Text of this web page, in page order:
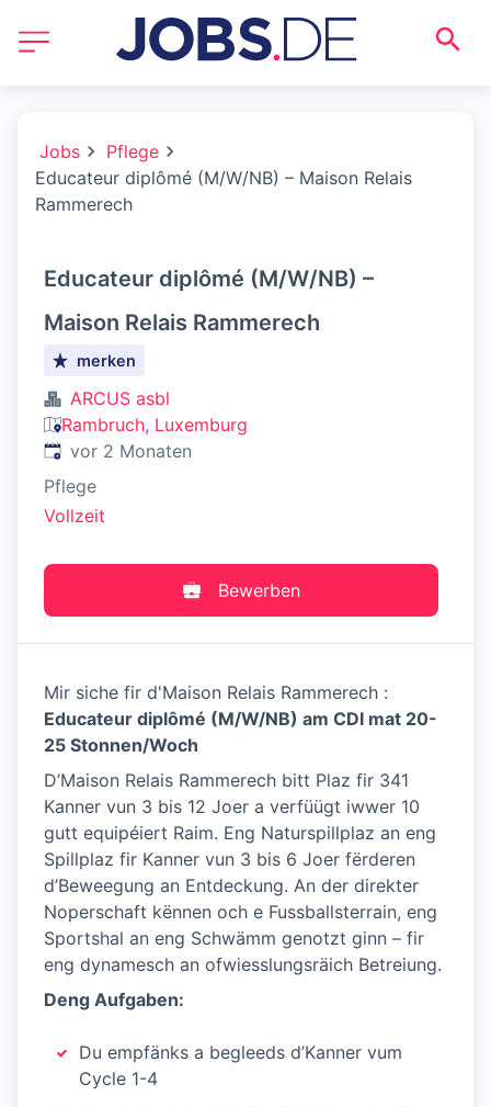
Jobs
Pflege
Educateur diplômé (M/W/NB) – Maison Relais
Rammerech
Educateur diplômé (M/W/NB) –
Maison Relais Rammerech
merken
ARCUS asbl
Rambruch, Luxemburg
Veröffentlicht:
vor 2 Monaten
Pflege
Vollzeit
Bewerben
Mir siche fir d'Maison Relais Rammerech :
Educateur diplômé (M/W/NB) am CDI mat 20-
25 Stonnen/Woch
D’Maison Relais Rammerech bitt Plaz fir 341
Kanner vun 3 bis 12 Joer a verfüügt iwwer 10
gutt equipéiert Raim. Eng Naturspillplaz an eng
Spillplaz fir Kanner vun 3 bis 6 Joer fërderen
d’Beweegung an Entdeckung. An der direkter
Noperschaft kënnen och e Fussballsterrain, eng
Sportshal an eng Schwämm genotzt ginn – fir
eng dynamesch an ofwiesslungsräich Betreiung.
Deng Aufgaben:
Du empfänks a begleeds d’Kanner vum
Cycle 1-4